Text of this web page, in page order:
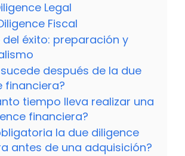
Legal
Fiscal
del éxito: preparación y
después de la due
financiera?
tiempo lleva realizar una
financiera?
la due diligence
antes de una adquisición?